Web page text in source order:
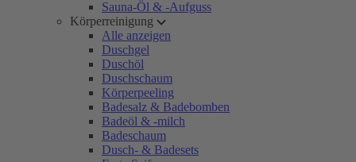
Sauna-Öl & -Aufguss
Körperreinigung
Alle anzeigen
Duschgel
Duschöl
Duschschaum
Körperpeeling
Badesalz & Badebomben
Badeöl & -milch
Badeschaum
Dusch- & Badesets